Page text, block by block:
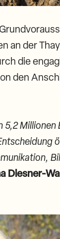
der
die
den
Diesner-